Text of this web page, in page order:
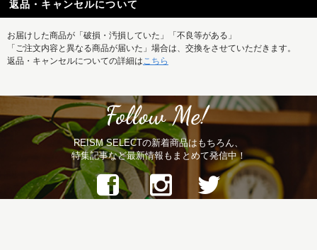
返品・キャンセルについて
お届けした商品が「破損・汚損していた」「不良等がある」
「ご注文内容と異なる商品が届いた」場合は、交換をさせていただきます。
返品・キャンセルについての詳細はこちら
REISM SELECTの新着商品はもちろん、
特集記事など最新情報もまとめて発信中！